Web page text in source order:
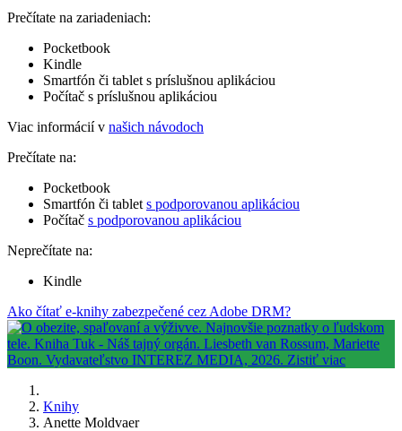
Prečítate na zariadeniach:
Pocketbook
Kindle
Smartfón či tablet s príslušnou aplikáciou
Počítač s príslušnou aplikáciou
Viac informácií v našich návodoch
Prečítate na:
Pocketbook
Smartfón či tablet s podporovanou aplikáciou
Počítač s podporovanou aplikáciou
Neprečítate na:
Kindle
Ako čítať e-knihy zabezpečené cez Adobe DRM?
Knihy
Anette Moldvaer